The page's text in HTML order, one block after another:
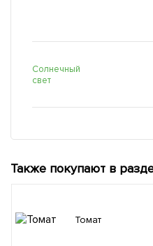
Солнечный
свет
Также покупают в
Томат